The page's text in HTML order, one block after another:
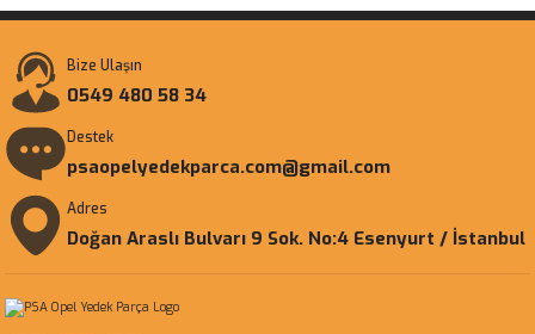
Bize Ulaşın
0549 480 58 34
Destek
psaopelyedekparca.com@gmail.com
Adres
Doğan Araslı Bulvarı 9 Sok. No:4 Esenyurt / İstanbul